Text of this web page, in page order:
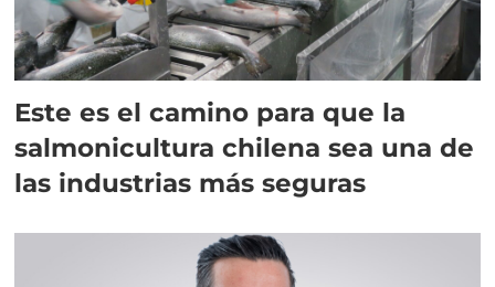
Este es el camino para que la
salmonicultura chilena sea una de
las industrias más seguras